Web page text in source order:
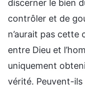
discerner le bien
contrôler et de
n’aurait pas cette
entre Dieu et
uniquement
vérité. Peuvent-ils